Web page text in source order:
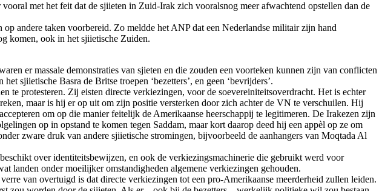
met het feit dat de sjiieten in Zuid-Irak zich vooralsnog meer afwachtend opstellen dan de
andere taken voorbereid. Zo meldde het ANP dat een Nederlandse militair zijn hand
komen, ook in het sjiietische Zuiden.
er massale demonstraties van sjieten en die zouden een voorteken kunnen zijn van conflicten
sjiietische Basra de Britse troepen ‘bezetters’, en geen ‘bevrijders’.
te protesteren. Zij eisten directe verkiezingen, voor de soevereiniteitsoverdracht. Het is echter
maar is hij er op uit om zijn positie versterken door zich achter de VN te verschuilen. Hij
om op die manier feitelijk de Amerikaanse heerschappij te legitimeren. De Irakezen zijn
op in opstand te komen tegen Saddam, maar kort daarop deed hij een appèl op ze om
zware druk van andere sjiietische stromingen, bijvoorbeeld de aanhangers van Moqtada Al
over identiteitsbewijzen, en ook de verkiezingsmachinerie die gebruikt werd voor
landen onder moeilijker omstandigheden algemene verkiezingen gehouden.
van overtuigd is dat directe verkiezingen tot een pro-Amerikaanse meerderheid zullen leiden.